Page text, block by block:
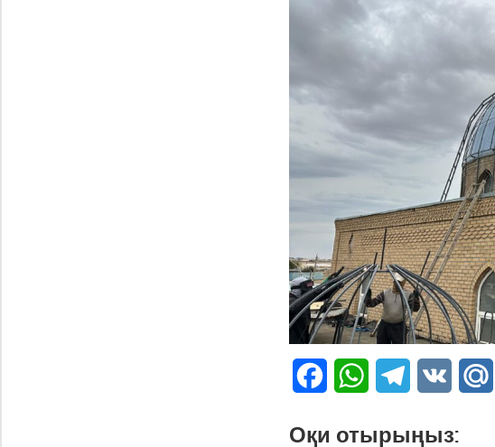
FacebookWhatsAppTelegram
VK
Оқи отырыңыз: